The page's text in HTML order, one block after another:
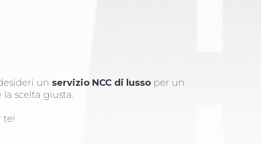
un servizio NCC di lusso per un
la scelta giusta.
te!